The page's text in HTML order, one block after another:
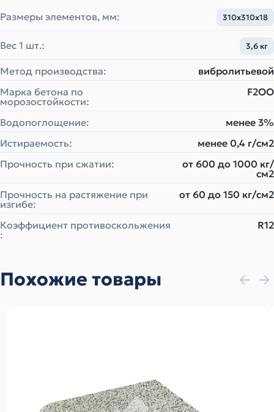
Размеры элементов, мм: 310х310х18
Вес 1 шт.: 3,6 кг
Метод производства:
вибролитьевой
Марка бетона по
морозостойкости:
F2ОО
Водопоглощение:
менее 3%
Истираемость:
менее 0,4 г/см2
Прочность при сжатии:
от 600 до 1000 кг/
см2
Прочность на растяжение при
изгибе:
от 60 до 150 кг/см2
Коэффициент противоскольжения
:
R12
Похожие товары